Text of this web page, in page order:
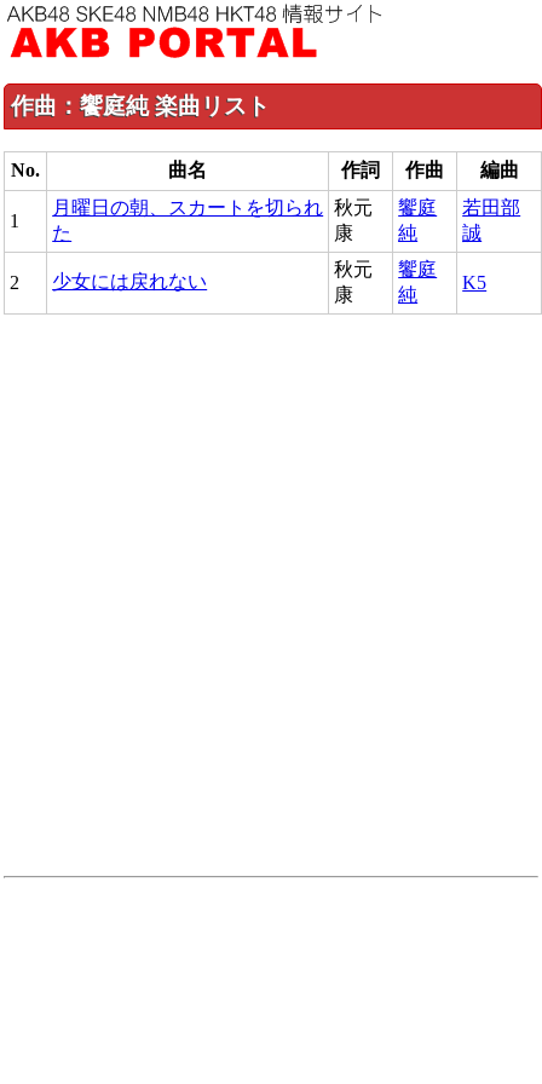
作曲：饗庭純 楽曲リスト
No. 曲名 作詞 作曲 編曲
1
月曜日の朝、スカートを切られ
た
秋元
康
饗庭
純
若田部
誠
2 少女には戻れない
秋元
康
饗庭
純
K5